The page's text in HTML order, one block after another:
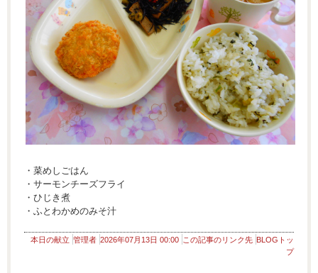
・菜めしごはん
・サーモンチーズフライ
・ひじき煮
・ふとわかめのみそ汁
本日の献立 管理者 2026年07月13日 00:00 この記事のリンク先 BLOGトッ
プ